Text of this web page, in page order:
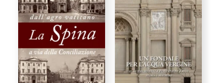
Proposte di pubblicazione
Gangemi Editore